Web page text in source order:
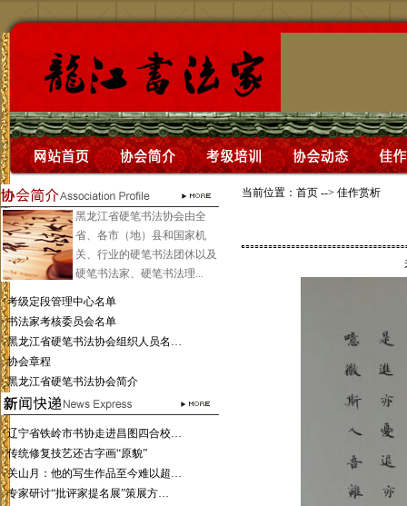
黑龙江省硬笔书法协会由全
省、各市（地）县和国家机
关、行业的硬笔书法团休以及
硬笔书法家、硬笔书法理...
·考级定段管理中心名单
·书法家考核委员会名单
·黑龙江省硬笔书法协会组织人员名…
·协会章程
·黑龙江省硬笔书法协会简介
·辽宁省铁岭市书协走进昌图四合校…
·传统修复技艺还古字画“原貌”
·关山月：他的写生作品至今难以超…
·专家研讨“批评家提名展”策展方…
当前位置： 首页 --> 佳作赏析